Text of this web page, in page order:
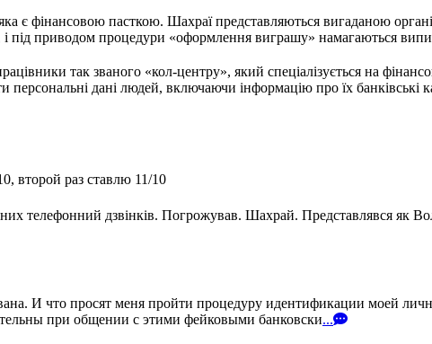
є фінансовою пасткою. Шахраї представляються вигаданою
під приводом процедури «оформлення виграшу» намагаються
так званого «кол-центру», який спеціалізується на
дані людей, включаючи інформацію про їх банківські
второй раз ставлю 11/10
телефонний дзвінків. Погрожував. Шахрай. Представлявся як
И что просят меня пройти процедуру идентификации моей
при общении с этими фейковыми банковски...